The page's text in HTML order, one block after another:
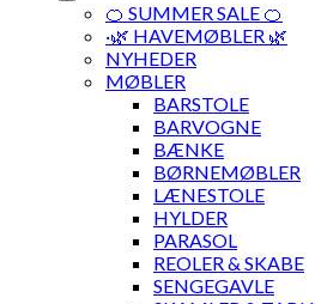
🍊 SUMMER SALE 🍊
·🌿 HAVEMØBLER 🌿
NYHEDER
MØBLER
BARSTOLE
BARVOGNE
BÆNKE
BØRNEMØBLER
LÆNESTOLE
HYLDER
PARASOL
REOLER & SKABE
SENGEGAVLE